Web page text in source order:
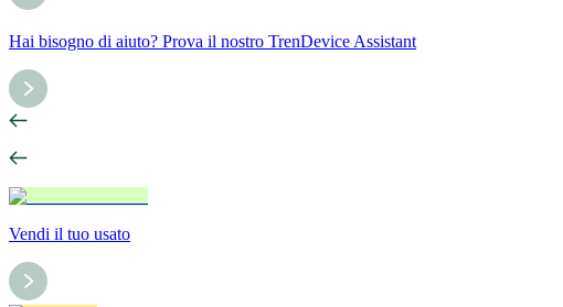
Hai bisogno di aiuto? Prova il nostro TrenDevice Assistant
Vendi il tuo usato